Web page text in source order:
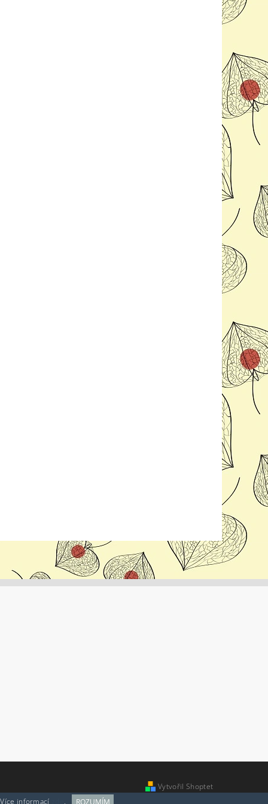
Vytvořil Shoptet
informací
. ROZUMÍM